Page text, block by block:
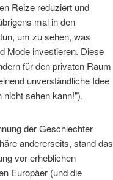
Reize reduziert und
mal in den
um zu sehen, was
Mode investieren. Diese
für den privaten Raum
unverständliche Idee
nicht sehen kann!").
der Geschlechter
andererseits, stand das
vor erheblichen
Europäer (und die